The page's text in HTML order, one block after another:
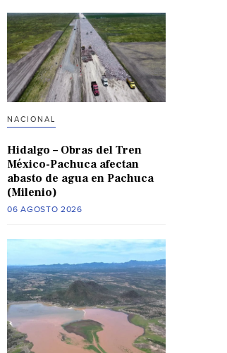
NACIONAL
Hidalgo – Obras del Tren
México-Pachuca afectan
abasto de agua en Pachuca
(Milenio)
06 AGOSTO 2026